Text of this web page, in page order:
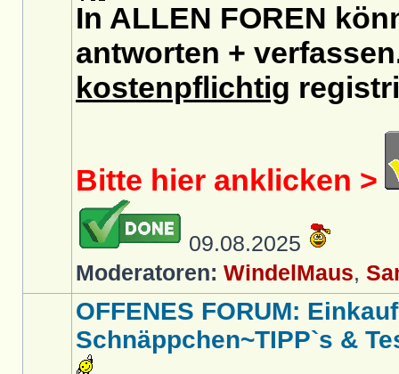
In ALLEN FOREN
antworten +
kostenpflichtig
Bitte hier anklicken >
09.08.2025
Moderatoren: WindelMaus,
OFFENES FORUM:
Schnäppchen~TIPP`s &